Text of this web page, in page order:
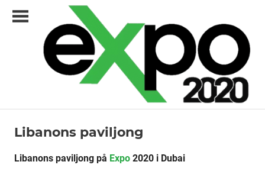
–
din
Paviljonger
Libanons paviljong
Libanons paviljong på Expo 2020 i Dubai